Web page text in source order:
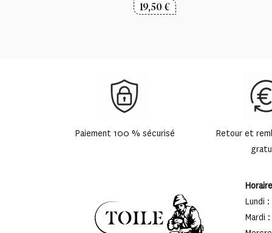
19,50€
Paiement 100 % sécurisé
Retour et
Lundi
Mardi :